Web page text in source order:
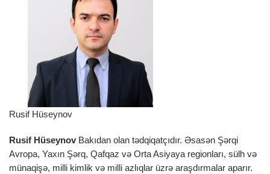
Rusif Hüseynov
Rusif Hüseynov Bakıdan olan tədqiqatçıdır. Əsasən Şərqi
Avropa, Yaxın Şərq, Qafqaz və Orta Asiyaya regionları, sülh və
münaqişə, milli kimlik və milli azlıqlar üzrə araşdırmalar aparır.